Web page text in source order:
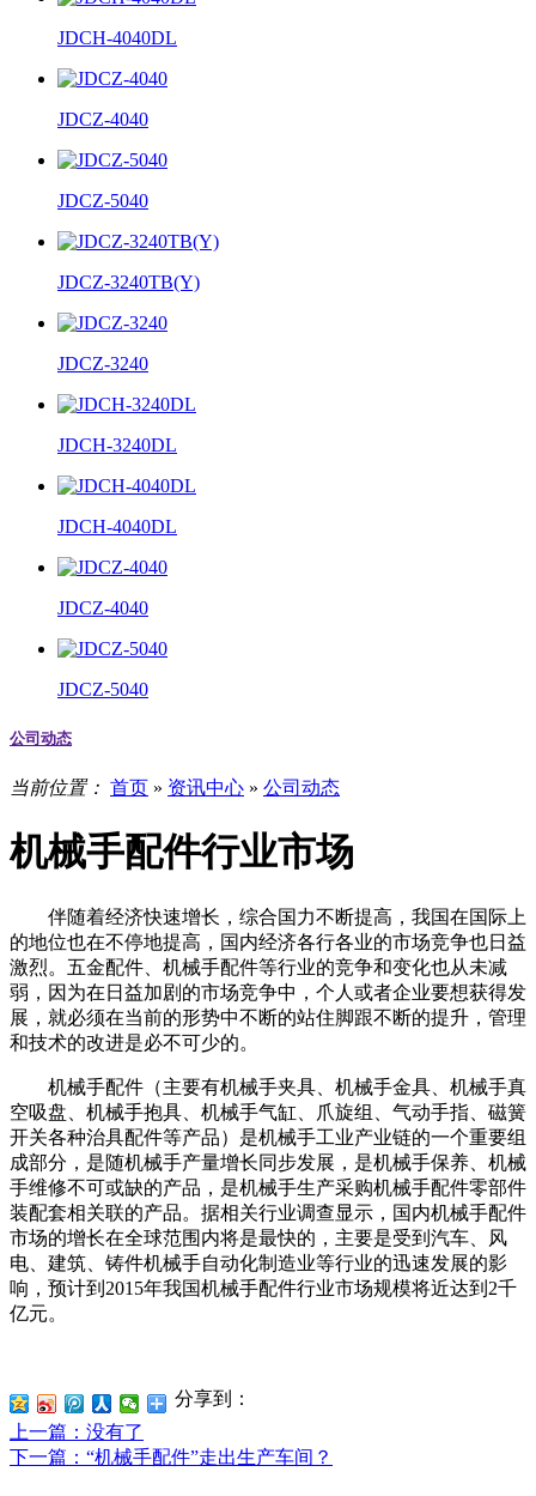
JDCH-4040DL
JDCZ-4040
JDCZ-5040
JDCZ-3240TB(Y)
JDCZ-3240
JDCH-3240DL
JDCH-4040DL
JDCZ-4040
JDCZ-5040
公司动态
当前位置： 首页 » 资讯中心 » 公司动态
机械手配件行业市场
伴随着经济快速增长，综合国力不断提高，我国在国际上
的地位也在不停地提高，国内经济各行各业的市场竞争也日益
激烈。五金配件、机械手配件等行业的竞争和变化也从未减
弱，因为在日益加剧的市场竞争中，个人或者企业要想获得发
展，就必须在当前的形势中不断的站住脚跟不断的提升，管理
和技术的改进是必不可少的。
机械手配件（主要有机械手夹具、机械手金具、机械手真
空吸盘、机械手抱具、机械手气缸、爪旋组、气动手指、磁簧
开关各种治具配件等产品）是机械手工业产业链的一个重要组
成部分，是随机械手产量增长同步发展，是机械手保养、机械
手维修不可或缺的产品，是机械手生产采购机械手配件零部件
装配套相关联的产品。据相关行业调查显示，国内机械手配件
市场的增长在全球范围内将是最快的，主要是受到汽车、风
电、建筑、铸件机械手自动化制造业等行业的迅速发展的影
响，预计到2015年我国机械手配件行业市场规模将近达到2千
亿元。
分享到：
上一篇 ：没有了
下一篇 ：“机械手配件”走出生产车间？